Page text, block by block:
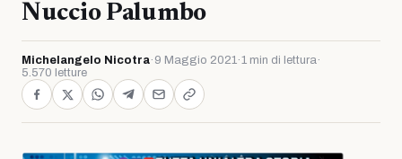
Nuccio Palumbo
Michelangelo Nicotra· 9 Maggio 2021·1 min di lettura·
5.570 letture